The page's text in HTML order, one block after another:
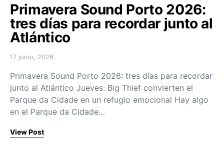
Primavera Sound Porto 2026:
tres días para recordar junto al
Atlántico
Posted on
17 junio, 2026
Primavera Sound Porto 2026: tres días para recordar
junto al Atlántico Jueves: Big Thief convierten el
Parque da Cidade en un refugio emocional Hay algo
en el Parque da Cidade…
View Post